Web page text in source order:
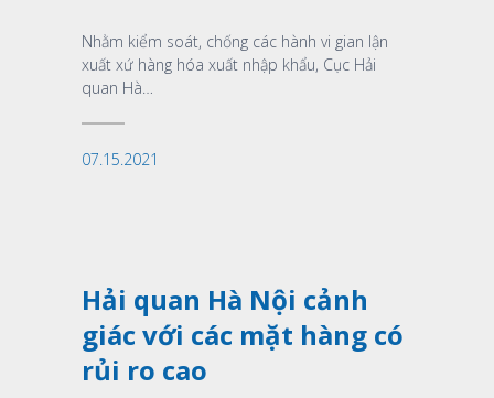
Nhằm kiểm soát, chống các hành vi gian lận
xuất xứ hàng hóa xuất nhập khẩu, Cục Hải
quan Hà…
07.15.2021
Hải quan Hà Nội cảnh
giác với các mặt hàng có
rủi ro cao